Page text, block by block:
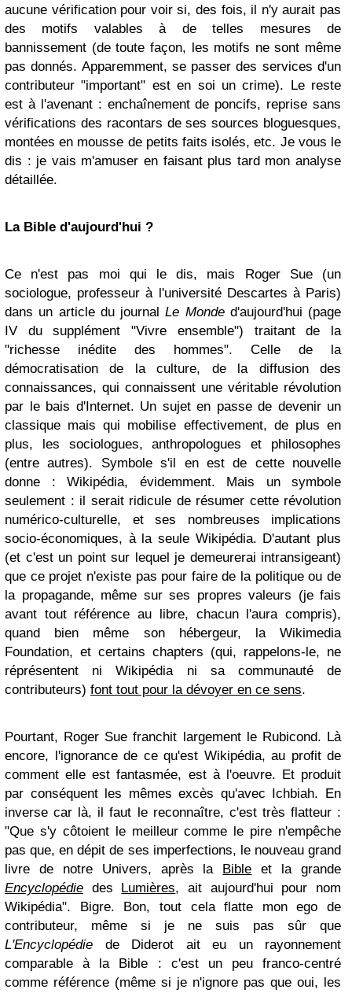
aucune vérification pour voir si, des fois, il n'y aurait pas
des motifs valables à de telles mesures de
bannissement (de toute façon, les motifs ne sont même
pas donnés. Apparemment, se passer des services d'un
contributeur "important" est en soi un crime). Le reste
est à l'avenant : enchaînement de poncifs, reprise sans
vérifications des racontars de ses sources bloguesques,
montées en mousse de petits faits isolés, etc. Je vous le
dis : je vais m'amuser en faisant plus tard mon analyse
détaillée.
La Bible d'aujourd'hui ?
Ce n'est pas moi qui le dis, mais Roger Sue (un
sociologue, professeur à l'université Descartes à Paris)
dans un article du journalLe Monded'aujourd'hui (page
IV du supplément "Vivre ensemble") traitant de la
"richesse inédite des hommes". Celle de la
démocratisation de la culture, de la diffusion des
connaissances, qui connaissent une véritable révolution
par le bais d'Internet. Un sujet en passe de devenir un
classique mais qui mobilise effectivement, de plus en
plus, les sociologues, anthropologues et philosophes
(entre autres). Symbole s'il en est de cette nouvelle
donne : Wikipédia, évidemment. Mais un symbole
seulement : il serait ridicule de résumer cette révolution
numérico-culturelle, et ses nombreuses implications
socio-économiques, à la seule Wikipédia. D'autant plus
(et c'est un point sur lequel je demeurerai intransigeant)
que ce projet n'existe pas pour faire de la politique ou de
la propagande, même sur ses propres valeurs (je fais
avant tout référence au libre, chacun l'aura compris),
quand bien même son hébergeur, la Wikimedia
Foundation, et certains chapters (qui, rappelons-le, ne
réprésentent ni Wikipédia ni sa communauté de
contributeurs) font tout pour la dévoyer en ce sens.
Pourtant, Roger Sue franchit largement le Rubicond. Là
encore, l'ignorance de ce qu'est Wikipédia, au profit de
comment elle est fantasmée, est à l'oeuvre. Et produit
par conséquent les mêmes excès qu'avec Ichbiah. En
inverse car là, il faut le reconnaître, c'est très flatteur :
"Que s'y côtoient le meilleur comme le pire n'empêche
pas que, en dépit de ses imperfections, le nouveau grand
livre de notre Univers, après la Bible et la grande
Encyclopédie des Lumières, ait aujourd'hui pour nom
Wikipédia". Bigre. Bon, tout cela flatte mon ego de
contributeur, même si je ne suis pas sûr que
L'Encyclopédie de Diderot ait eu un rayonnement
comparable à la Bible : c'est un peu franco-centré
comme référence (même si je n'ignore pas que oui, les